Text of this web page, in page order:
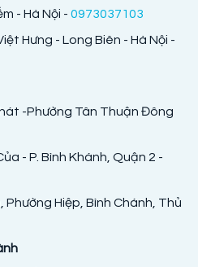
- Hà Nội - 0973037103
Hưng - Long Biên - Hà Nội -
-Phường Tân Thuận Đông
- P. Bình Khánh, Quận 2 -
Phường Hiệp, Bình Chánh, Thủ